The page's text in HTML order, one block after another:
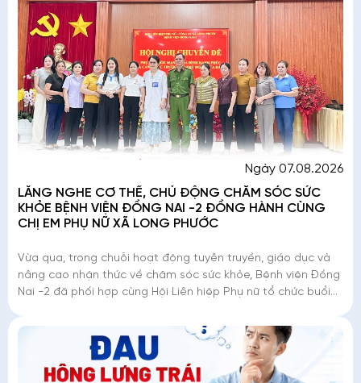
Ngày 07.08.2026
LẮNG NGHE CƠ THỂ, CHỦ ĐỘNG CHĂM SÓC SỨC
KHỎE BỆNH VIỆN ĐỒNG NAI -2 ĐỒNG HÀNH CÙNG
CHỊ EM PHỤ NỮ XÃ LONG PHƯỚC
Vừa qua, trong chuỗi hoạt động tuyên truyền, giáo dục và
nâng cao nhận thức về chăm sóc sức khỏe, Bệnh viện Đồng
Nai -2 đã phối hợp cùng Hội Liên hiệp Phụ nữ tổ chức buổi